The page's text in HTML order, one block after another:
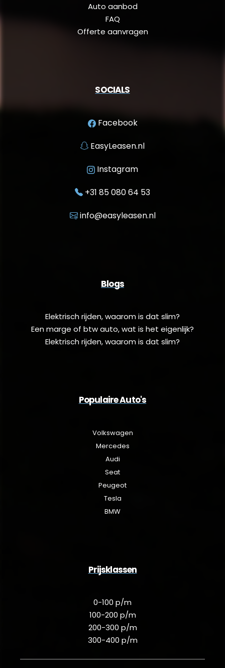
Auto aanbod
FAQ
Offerte aanvragen
SOCIALS
Facebook
EasyLeasen.nl
Instagram
+31 85 080 64 53
info@easyleasen.nl
Blogs
Elektrisch rijden, waarom is dat slim?
Een marge of btw auto, wat is het eigenlijk?
Elektrisch rijden, waarom is dat slim?
Populaire Auto's
Volkswagen
Mercedes
Audi
Seat
Peugeot
Tesla
BMW
Prijsklassen
0-100 p/m
100-200 p/m
200-300 p/m
300-400 p/m